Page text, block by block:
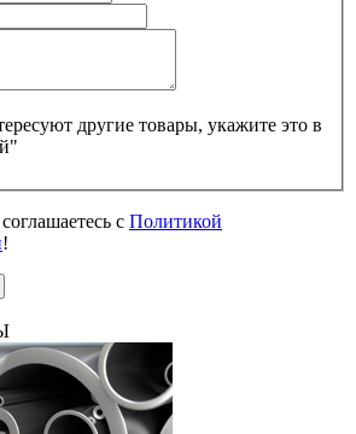
другие товары, укажите это в
с Политикой
!